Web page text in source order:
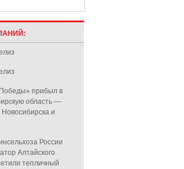
прибыл в
область —
Новосибирска и
России
Алтайского
тепличный